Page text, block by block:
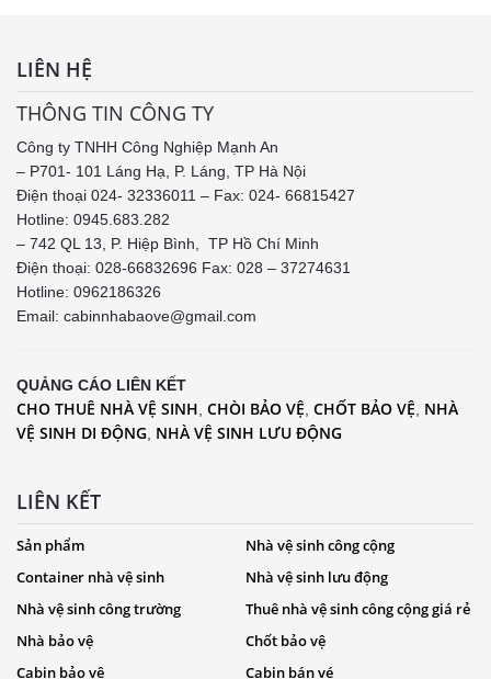
LIÊN HỆ
THÔNG TIN CÔNG TY
Công ty TNHH Công Nghiệp Mạnh An
– P701- 101 Láng Hạ, P. Láng, TP Hà Nội
Điện thoại 024- 32336011 – Fax: 024- 66815427
Hotline: 0945.683.282
– 742 QL 13, P. Hiệp Bình, TP Hồ Chí Minh
Điện thoại: 028-66832696 Fax: 028 – 37274631
Hotline: 0962186326
Email: cabinnhabaove@gmail.com
QUẢNG CÁO LIÊN KẾT
CHO THUÊ NHÀ VỆ SINH CHÒI BẢO VỆ CHỐT BẢO VỆ NHÀ
VỆ SINH DI ĐỘNG NHÀ VỆ SINH LƯU ĐỘNG
LIÊN KẾT
Sản phẩm
Nhà vệ sinh công cộng
Container nhà vệ sinh
Nhà vệ sinh lưu động
Nhà vệ sinh công trường
Thuê nhà vệ sinh công cộng giá rẻ
Nhà bảo vệ
Chốt bảo vệ
Cabin bảo vệ
Cabin bán vé